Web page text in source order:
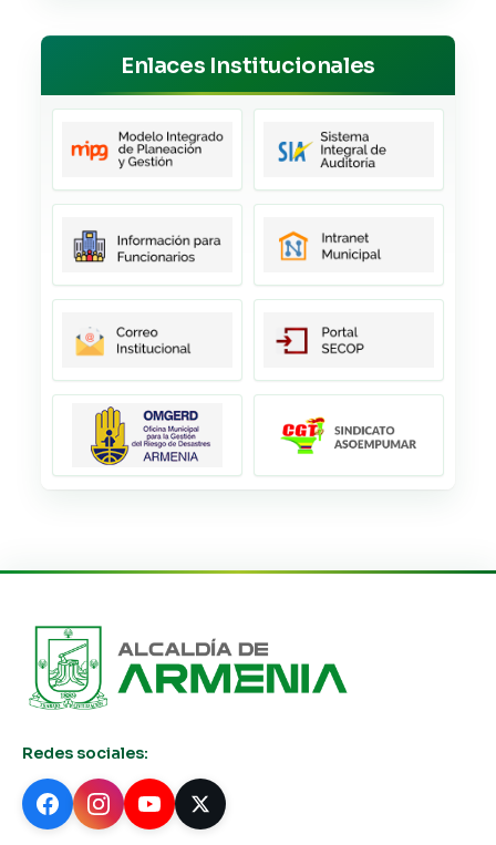
Enlaces Institucionales
Redes sociales: